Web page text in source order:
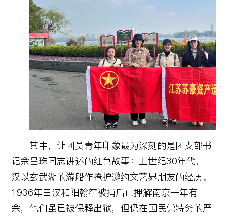
其中，让团员青年印象最为深刻的是团支部书
记佘昌珠同志讲述的红色故事：上世纪30年代，田
汉以玄武湖的游船作掩护邀约文艺界朋友的经历。
1936年田汉和阳翰笙被捕后已押解南京一年有
余，他们虽已被保释出狱，但仍在国民党特务的严